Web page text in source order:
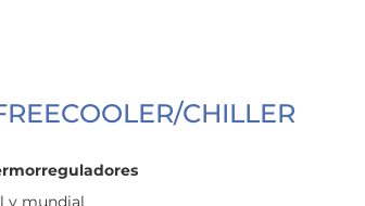
CHILLER
y mundial